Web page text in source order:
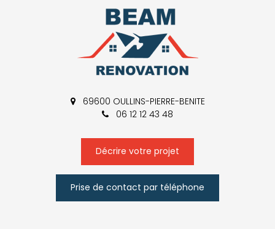
69600 OULLINS-PIERRE-BENITE
06 12 12 43 48
Décrire votre projet
Prise de contact par téléphone